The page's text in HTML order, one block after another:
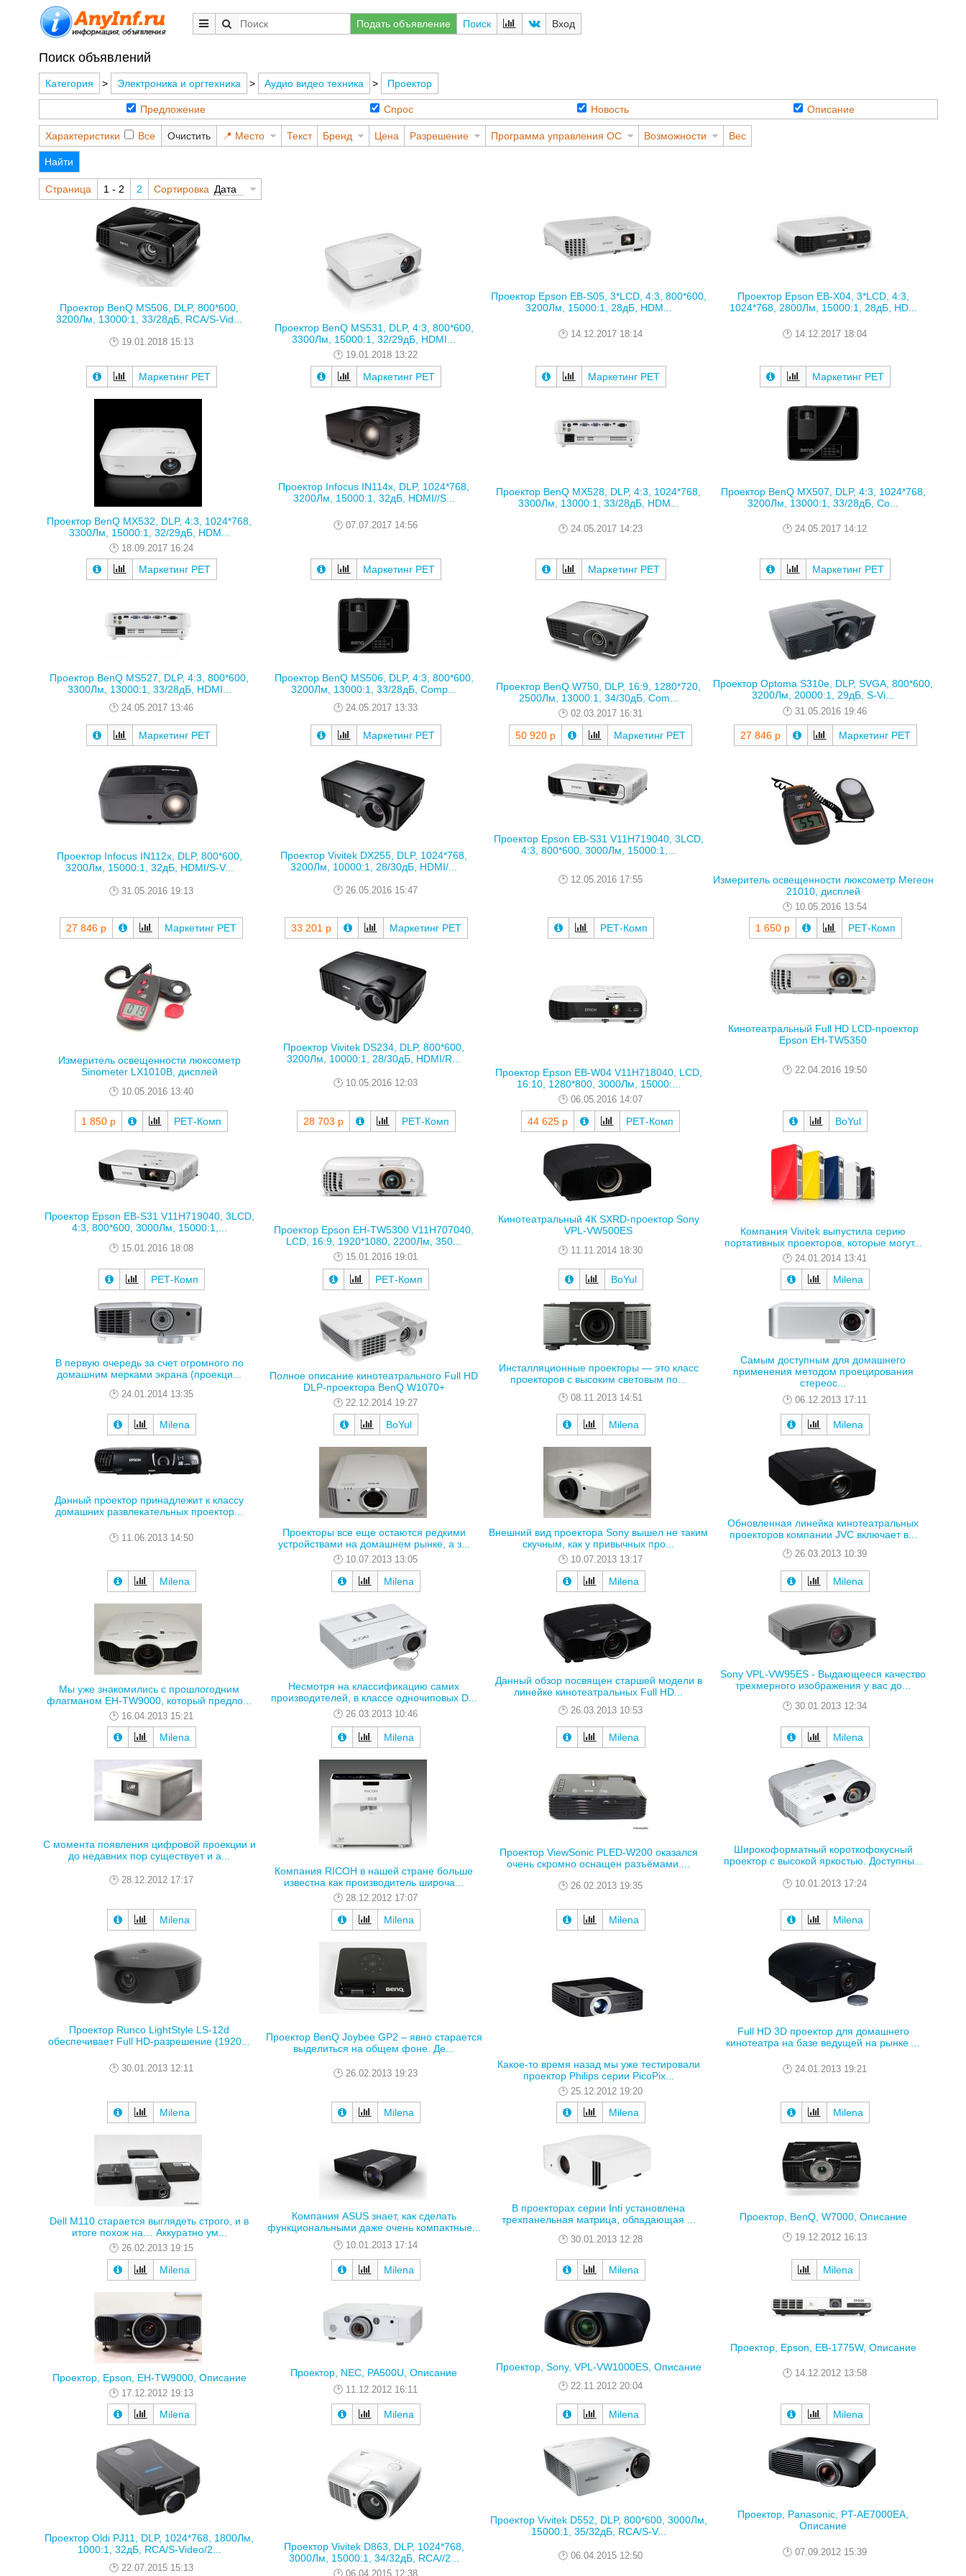
Подать объявление Поиск Вход
Поиск объявлений
Категория > Электроника и оргтехника > Аудио видео техника > Проектор
Предложение Спрос Новость Описание
Характеристики Все Очистить Место Текст Бренд Цена Разрешение Программа управления ОС Возможности Вес
Найти
Страница 1 - 2 2 Сортировка Дата
Проектор BenQ MS506, DLP, 800*600,
3200Лм, 13000:1, 33/28дБ, RCA/S-Vid...
19.01.2018 15:13
Маркетинг РЕТ
Проектор BenQ MS531, DLP, 4:3, 800*600,
3300Лм, 15000:1, 32/29дБ, HDMI...
19.01.2018 13:22
Маркетинг РЕТ
Проектор Epson EB-S05, 3*LCD, 4:3, 800*600,
3200Лм, 15000:1, 28дБ, HDM...
14.12.2017 18:14
Маркетинг РЕТ
Проектор Epson EB-X04, 3*LCD, 4:3,
1024*768, 2800Лм, 15000:1, 28дБ, HD...
14.12.2017 18:04
Маркетинг РЕТ
Проектор BenQ MX532, DLP, 4:3, 1024*768,
3300Лм, 15000:1, 32/29дБ, HDM...
18.09.2017 16:24
Маркетинг РЕТ
Проектор Infocus IN114x, DLP, 1024*768,
3200Лм, 15000:1, 32дБ, HDMI//S...
07.07.2017 14:56
Маркетинг РЕТ
Проектор BenQ MX528, DLP, 4:3, 1024*768,
3300Лм, 13000:1, 33/28дБ, HDM...
24.05.2017 14:23
Маркетинг РЕТ
Проектор BenQ MX507, DLP, 4:3, 1024*768,
3200Лм, 13000:1, 33/28дБ, Co...
24.05.2017 14:12
Маркетинг РЕТ
Проектор BenQ MS527, DLP, 4:3, 800*600,
3300Лм, 13000:1, 33/28дБ, HDMI...
24.05.2017 13:46
Маркетинг РЕТ
Проектор BenQ MS506, DLP, 4:3, 800*600,
3200Лм, 13000:1, 33/28дБ, Comp...
24.05.2017 13:33
Маркетинг РЕТ
Проектор BenQ W750, DLP, 16:9, 1280*720,
2500Лм, 13000:1, 34/30дБ, Com...
02.03.2017 16:31
50 920 р Маркетинг РЕТ
Проектор Optoma S310e, DLP, SVGA, 800*600,
3200Лм, 20000:1, 29дБ, S-Vi...
31.05.2016 19:46
27 846 р Маркетинг РЕТ
Проектор Infocus IN112x, DLP, 800*600,
3200Лм, 15000:1, 32дБ, HDMI/S-V...
31.05.2016 19:13
27 846 р Маркетинг РЕТ
Проектор Vivitek DX255, DLP, 1024*768,
3200Лм, 10000:1, 28/30дБ, HDMI/...
26.05.2016 15:47
33 201 р Маркетинг РЕТ
Проектор Epson EB-S31 V11H719040, 3LCD,
4:3, 800*600, 3000Лм, 15000:1,...
12.05.2016 17:55
РЕТ-Комп
Измеритель освещенности люксометр Мегеон
21010, дисплей
10.05.2016 13:54
1 650 р РЕТ-Комп
Измеритель освещенности люксометр
Sinometer LX1010B, дисплей
10.05.2016 13:40
1 850 р РЕТ-Комп
Проектор Vivitek DS234, DLP, 800*600,
3200Лм, 10000:1, 28/30дБ, HDMI/R...
10.05.2016 12:03
28 703 р РЕТ-Комп
Проектор Epson EB-W04 V11H718040, LCD,
16:10, 1280*800, 3000Лм, 15000:...
06.05.2016 14:07
44 625 р РЕТ-Комп
Кинотеатральный Full HD LCD-проектор
Epson EH-TW5350
22.04.2016 19:50
BoYul
Проектор Epson EB-S31 V11H719040, 3LCD,
4:3, 800*600, 3000Лм, 15000:1,...
15.01.2016 18:08
РЕТ-Комп
Проектор Epson EH-TW5300 V11H707040,
LСD, 16:9, 1920*1080, 2200Лм, 350...
15.01.2016 19:01
РЕТ-Комп
Кинотеатральный 4К SXRD-проектор Sony
VPL-VW500ES
11.11.2014 18:30
BoYul
Компания Vivitek выпустила серию
портативных проекторов, которые могут...
24.01.2014 13:41
Milena
В первую очередь за счет огромного по
домашним мерками экрана (проекци...
24.01.2014 13:35
Milena
Полное описание кинотеатрального Full HD
DLP-проектора BenQ W1070+
22.12.2014 19:27
BoYul
Инсталляционные проекторы — это класс
проекторов с высоким световым по...
08.11.2013 14:51
Milena
Самым доступным для домашнего
применения методом проецирования
стереос...
06.12.2013 17:11
Milena
Данный проектор принадлежит к классу
домашних развлекательных проектор...
11.06.2013 14:50
Milena
Проекторы все еще остаются редкими
устройствами на домашнем рынке, а з...
10.07.2013 13:05
Milena
Внешний вид проектора Sony вышел не таким
скучным, как у привычных про...
10.07.2013 13:17
Milena
Обновленная линейка кинотеатральных
проекторов компании JVC включает в...
26.03.2013 10:39
Milena
Мы уже знакомились с прошлогодним
флагманом EH-TW9000, который предло...
16.04.2013 15:21
Milena
Несмотря на классификацию самих
производителей, в классе одночиповых D...
26.03.2013 10:46
Milena
Данный обзор посвящен старшей модели в
линейке кинотеатральных Full HD...
26.03.2013 10:53
Milena
Sony VPL-VW95ES - Выдающееся качество
трехмерного изображения у вас до...
30.01.2013 12:34
Milena
С момента появления цифровой проекции и
до недавних пор существует и а...
28.12.2012 17:17
Milena
Компания RICOH в нашей стране больше
известна как производитель широча...
28.12.2012 17:07
Milena
Проектор ViewSonic PLED-W200 оказался
очень скромно оснащен разъёмами....
26.02.2013 19:35
Milena
Широкоформатный короткофокусный
проектор с высокой яркостью. Доступны...
10.01.2013 17:24
Milena
Проектор Runco LightStyle LS-12d
обеспечивает Full HD-разрешение (1920...
30.01.2013 12:11
Milena
Проектор BenQ Joybee GP2 – явно старается
выделиться на общем фоне. Де...
26.02.2013 19:23
Milena
Какое-то время назад мы уже тестировали
проектор Philips серии PicoPix...
25.12.2012 19:20
Milena
Full HD 3D проектор для домашнего
кинотеатра на базе ведущей на рынке ...
24.01.2013 19:21
Milena
Dell M110 старается выглядеть строго, и в
итоге похож на… Аккуратно ум...
26.02.2013 19:15
Milena
Компания ASUS знает, как сделать
функциональными даже очень компактные...
10.01.2013 17:14
Milena
В проекторах серии Inti установлена
трехпанельная матрица, обладающая ...
30.01.2013 12:28
Milena
Проектор, BenQ, W7000, Описание
19.12.2012 16:13
Milena
Проектор, Epson, EH-TW9000, Описание
17.12.2012 19:13
Milena
Проектор, NEC, PA500U, Описание
11.12.2012 16:11
Milena
Проектор, Sony, VPL-VW1000ES, Описание
22.11.2012 20:04
Milena
Проектор, Epson, EB-1775W, Описание
14.12.2012 13:58
Milena
Проектор Oldi PJ11, DLP, 1024*768, 1800Лм,
1000:1, 32дБ, RCA/S-Video/2...
22.07.2015 15:13
Проектор Vivitek D863, DLP, 1024*768,
3000Лм, 15000:1, 34/32дБ, RCA//2...
06.04.2015 12:38
Проектор Vivitek D552, DLP, 800*600, 3000Лм,
15000:1, 35/32дБ, RCA/S-V...
06.04.2015 12:50
Проектор, Panasonic, PT-AE7000EA,
Описание
07.09.2012 15:39